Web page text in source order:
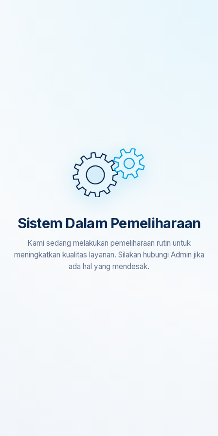
Sistem Dalam Pemeliharaan
Kami sedang melakukan pemeliharaan rutin untuk
meningkatkan kualitas layanan. Silakan hubungi Admin jika
ada hal yang mendesak.